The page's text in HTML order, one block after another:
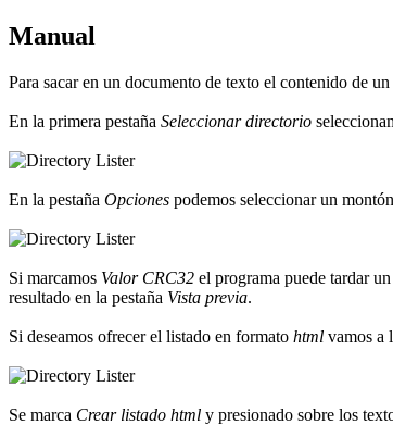
Manual
Para sacar en un documento de texto el contenido de
En la primera pestaña Seleccionar directorio
En la pestaña Opciones podemos seleccionar un
Si marcamos Valor CRC32 el programa puede tardar
resultado en la pestaña Vista previa.
Si deseamos ofrecer el listado en formato html vamos a
Se marca Crear listado html y presionado sobre los